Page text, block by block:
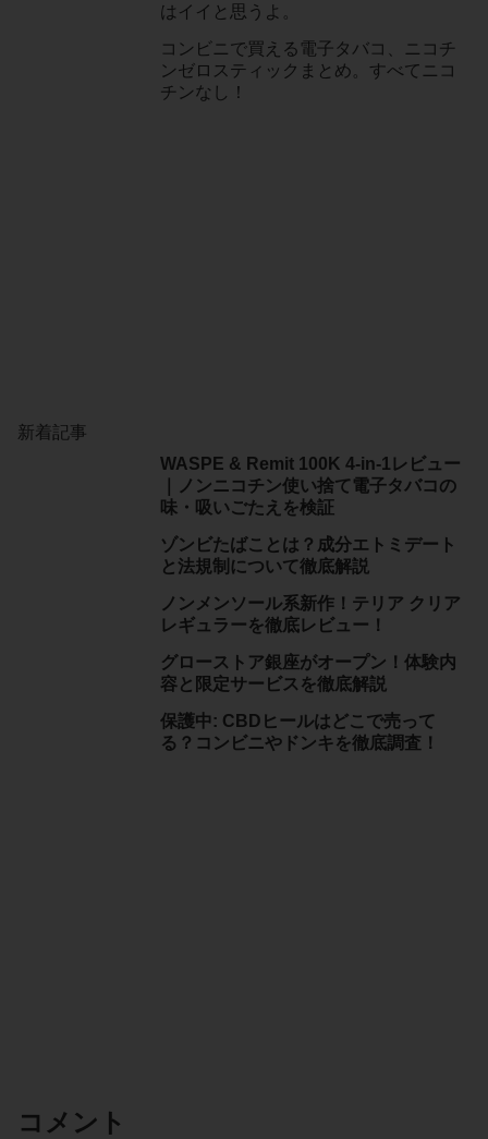
はイイと思うよ。
コンビニで買える電子タバコ、ニコチ
ンゼロスティックまとめ。すべてニコ
チンなし！
新着記事
WASPE & Remit 100K 4-in-1レビュー
｜ノンニコチン使い捨て電子タバコの
味・吸いごたえを検証
ゾンビたばことは？成分エトミデート
と法規制について徹底解説
ノンメンソール系新作！テリア クリア
レギュラーを徹底レビュー！
グローストア銀座がオープン！体験内
容と限定サービスを徹底解説
保護中: CBDヒールはどこで売って
る？コンビニやドンキを徹底調査！
コメント